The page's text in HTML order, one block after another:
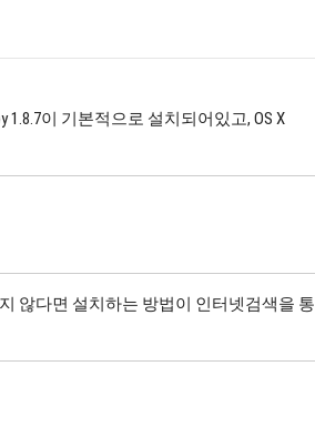
1.8.7이 기본적으로 설치되어있고, OS X
않다면 설치하는 방법이 인터넷검색을 통